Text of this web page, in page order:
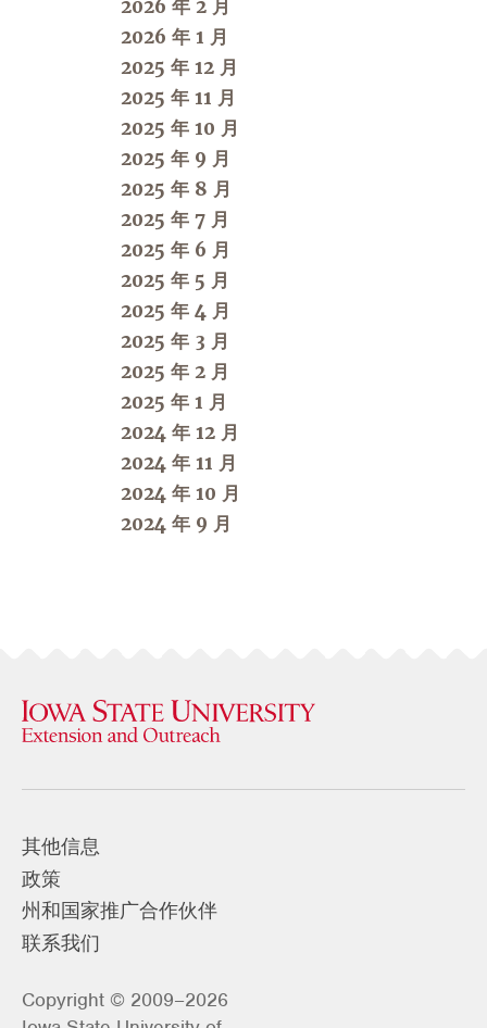
2026 年 2 月
2026 年 1 月
2025 年 12 月
2025 年 11 月
2025 年 10 月
2025 年 9 月
2025 年 8 月
2025 年 7 月
2025 年 6 月
2025 年 5 月
2025 年 4 月
2025 年 3 月
2025 年 2 月
2025 年 1 月
2024 年 12 月
2024 年 11 月
2024 年 10 月
2024 年 9 月
其他信息
政策
州和国家推广合作伙伴
联系我们
Copyright © 2009–2026